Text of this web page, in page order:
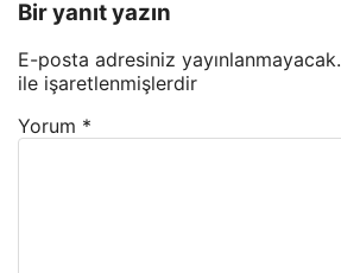
Bir yanıt yazın
E-posta adresiniz yayınlanmayacak.
ile işaretlenmişlerdir
Yorum *